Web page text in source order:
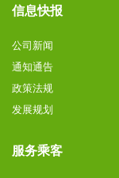
信息快报
公司新闻
通知通告
政策法规
发展规划
服务乘客